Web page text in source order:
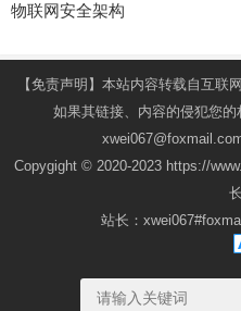
物联网安全架构
【免责声明】本站内容转载自互联
如果其链接、内容的侵犯您
Copygight © 2020-2023 https://
站长：